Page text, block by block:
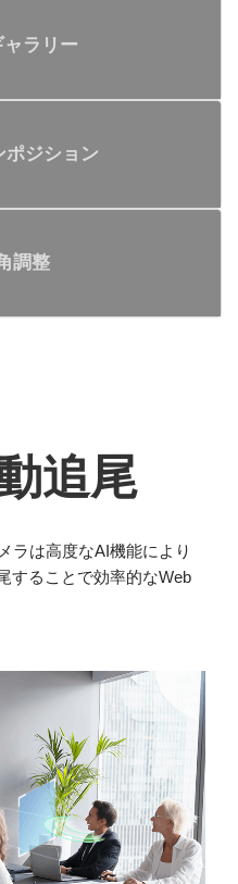
ラリー
ポジション
調整
追尾
ラは高度なAI機能により
することで効率的なWeb